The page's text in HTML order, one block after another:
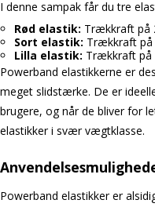
I denne sampak får du tre
Rød elastik: Trækkraft på
Sort elastik: Trækkraft på
Lilla elastik: Trækkraft på
Powerband elastikkerne er
meget slidstærke. De er
brugere, og når de bliver for
elastikker i svær vægtklasse.
Powerband elastikker er